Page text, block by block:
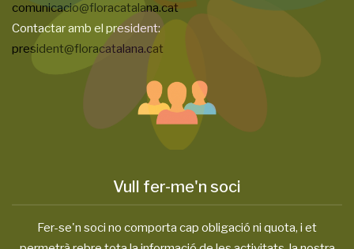
comunicacio@floracatalana.cat
Contactar amb el president:
president@floracatalana.cat
Vull fer-me'n soci
Fer-se'n soci no comporta cap obligació ni quota, i et